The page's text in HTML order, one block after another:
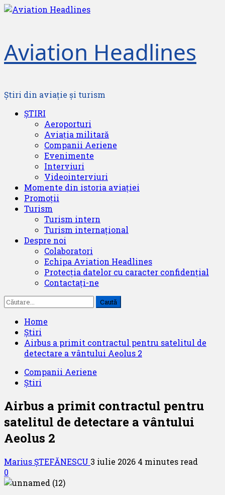
Skip
Aviation Headlines
Știri din aviație și turism
Primary
ȘTIRI
Aeroporturi
Aviația militară
Companii Aeriene
Evenimente
Interviuri
Videointerviuri
Momente din istoria aviației
Promoții
Turism
Turism intern
Turism internațional
Despre noi
Colaboratori
Echipa Aviation Headlines
Protecția datelor cu caracter confidențial
Contactați-ne
Caută
după:
Home
Știri
Airbus a primit contractul pentru satelitul de
detectare a vântului Aeolus 2
Companii Aeriene
Știri
Airbus a primit contractul pentru
satelitul de detectare a vântului
Aeolus 2
Marius ȘTEFĂNESCU 3 iulie 2026 4 minutes read
0